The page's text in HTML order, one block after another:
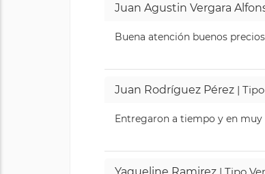
Juan Agustin Vergara
Buena atención buenos
Juan Rodríguez Pérez |
Entregaron a tiempo y en muy